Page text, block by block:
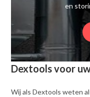
en
Dextools voor
Wij als Dextools weten